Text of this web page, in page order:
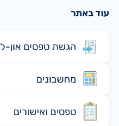
עוד באתר
הגשת טפסים און-ליין
מחשבונים
טפסים ואישורים